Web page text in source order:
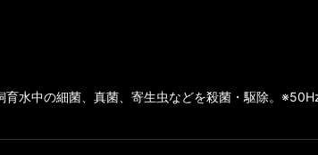
絞り込む
水中の細菌、真菌、寄生虫などを殺菌・駆除。